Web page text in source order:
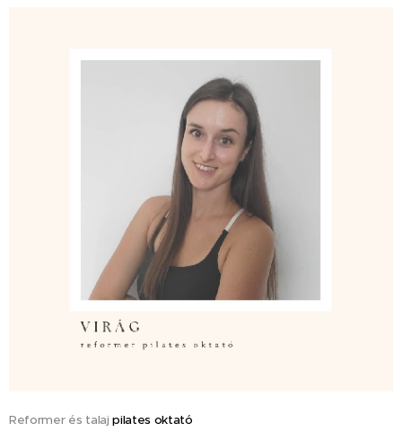
Reformer és talajpilates oktató